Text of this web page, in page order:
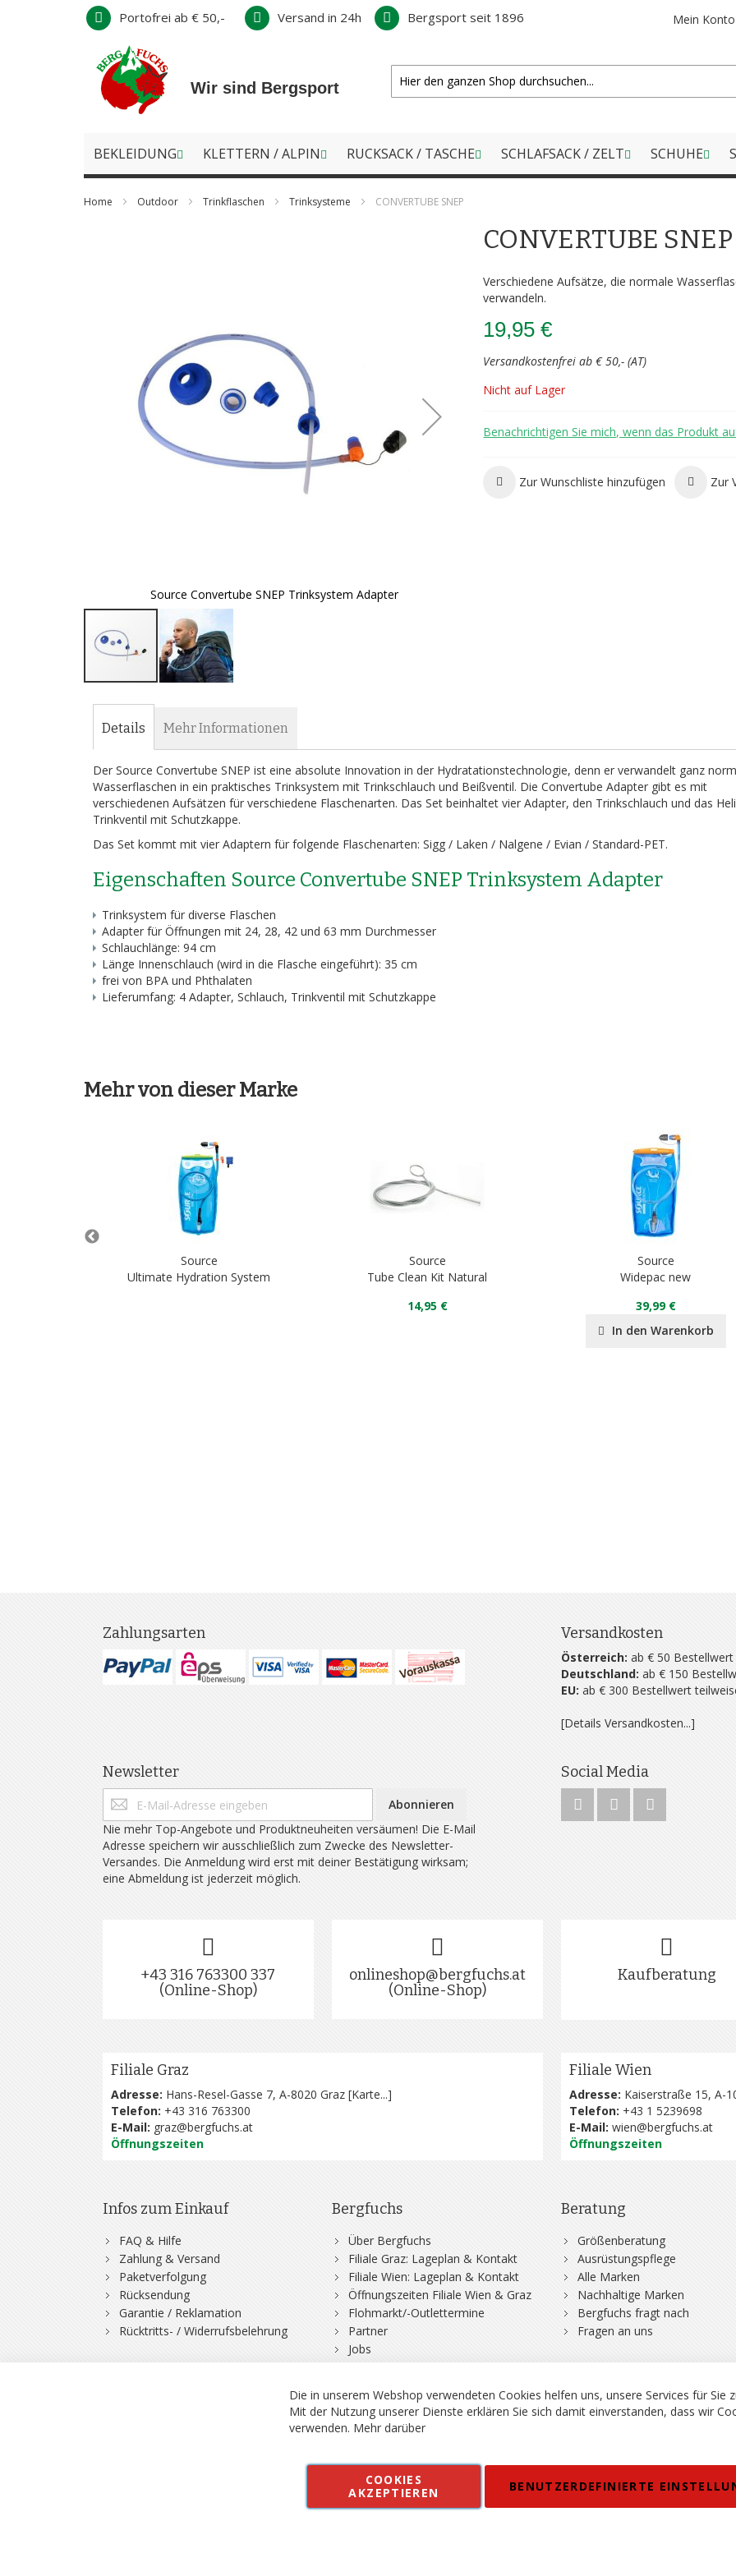
Direkt
Inhalt
Mein Konto
Portofrei ab € 50,- Versand in 24h Bergsport seit 1896
Wir sind Bergsport
BEKLEIDUNG KLETTERN / ALPIN RUCKSACK / TASCHE SCHLAFSACK / ZELT SCHUHE
Home Outdoor Trinkflaschen Trinksysteme CONVERTUBE SNEP
Source Convertube SNEP Trinksystem Adapter
Anfang
CONVERTUBE SNEP
Verschiedene Aufsätze, die normale
verwandeln.
19,95 €
Versandkostenfrei ab € 50,- (AT)
Nicht auf Lager
Benachrichtigen Sie mich, wenn das Produkt
Zur Wunschliste hinzufügen Zur
Details
Der Source Convertube SNEP ist eine absolute Innovation in der Hydratationstechnologie, denn er verwandelt ganz
Wasserflaschen in ein praktisches Trinksystem mit Trinkschlauch und Beißventil. Die Convertube Adapter gibt es mit
verschiedenen Aufsätzen für verschiedene Flaschenarten. Das Set beinhaltet vier Adapter, den Trinkschlauch und das
Trinkventil mit Schutzkappe.
Das Set kommt mit vier Adaptern für folgende Flaschenarten: Sigg / Laken / Nalgene / Evian / Standard-PET.
Eigenschaften Source Convertube SNEP Trinksystem Adapter
Trinksystem für diverse Flaschen
Adapter für Öffnungen mit 24, 28, 42 und 63 mm Durchmesser
Schlauchlänge: 94 cm
Länge Innenschlauch (wird in die Flasche eingeführt): 35 cm
frei von BPA und Phthalaten
Lieferumfang: 4 Adapter, Schlauch, Trinkventil mit Schutzkappe
Mehr Informationen
Mehr von dieser Marke
Source
Ultimate Hydration System
Source
Tube Clean Kit Natural
14,95 €
Source
Widepac new
39,99 €
In den Warenkorb
Zahlungsarten Versandkosten
Österreich: ab € 50
Deutschland: ab € 150
EU: ab € 300 Bestellwert
[Details Versandkosten...]
Newsletter
Abonnieren
Nie mehr Top-Angebote und Produktneuheiten versäumen! Die E-Mail
Adresse speichern wir ausschließlich zum Zwecke des Newsletter-
Versandes. Die Anmeldung wird erst mit deiner Bestätigung wirksam;
eine Abmeldung ist jederzeit möglich.
Social Media
+43 316 763300 337
(Online-Shop)
onlineshop@bergfuchs.at
(Online-Shop)
Kaufberatung
Filiale Graz
Adresse: Hans-Resel-Gasse 7, A-8020 Graz [Karte...]
Telefon: +43 316 763300
E-Mail: graz@bergfuchs.at
Öffnungszeiten
Filiale Wien
Adresse: Kaiserstraße 15, A-
Telefon: +43 1 5239698
E-Mail: wien@bergfuchs.at
Öffnungszeiten
Infos zum Einkauf
FAQ & Hilfe
Zahlung & Versand
Paketverfolgung
Rücksendung
Garantie / Reklamation
Rücktritts- / Widerrufsbelehrung
Bergfuchs
Über Bergfuchs
Filiale Graz: Lageplan & Kontakt
Filiale Wien: Lageplan & Kontakt
Öffnungszeiten Filiale Wien & Graz
Flohmarkt/-Outlettermine
Partner
Jobs
Beratung
Größenberatung
Ausrüstungspflege
Alle Marken
Nachhaltige Marken
Bergfuchs fragt nach
Fragen an uns
Vertrag widerrufen Kontakt AGB Datenschutz
Alle Preise inkl. MWSt. in EUR, Angebot solange Vorrat reicht. Fehler, Irrtümer und
Die in unserem Webshop verwendeten Cookies helfen uns, unsere Services für Sie
Mit der Nutzung unserer Dienste erklären Sie sich damit einverstanden, dass wir
verwenden. Mehr darüber
COOKIES
AKZEPTIEREN
BENUTZERDEFINIERTE